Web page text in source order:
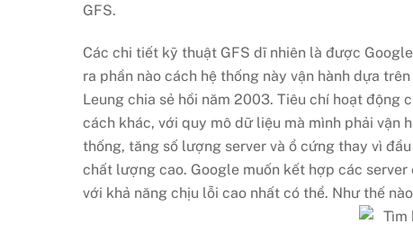
GFS.
Các chi tiết kỹ thuật GFS dĩ nhiên là được
ra phần nào cách hệ thống này vận hành dựa
Leung chia sẻ hồi năm 2003. Tiêu chí hoạt động
cách khác, với quy mô dữ liệu mà mình phải vận
thống, tăng số lượng server và ổ cứng thay vì
chất lượng cao. Google muốn kết hợp các
với khả năng chịu lỗi cao nhất có thể. Như thế